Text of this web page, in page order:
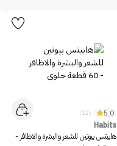
5.0
(12)
Habits
هابيتس بيوتين للشعر والبشرة والاظافر -